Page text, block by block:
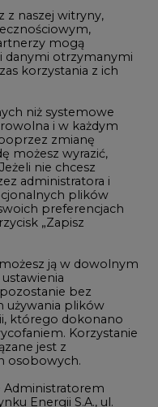
z naszej witryny,
mogą
danymi otrzymanymi
korzystania z ich
niż systemowe
i w każdym
zmianę
możesz wyrazić,
nie chcesz
administratora i
plików
preferencjach
„Zapisz
ją w dowolnym
bez
używania plików
którego dokonano
Korzystanie
jest z
osobowych.
Administratorem
Energii S.A., ul.